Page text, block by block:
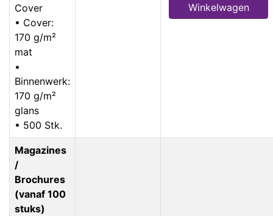
Cover
• Cover:
170 g/m²
mat
•
Binnenwerk:
170 g/m²
glans
• 500 Stk.
Winkelwagen
Magazines
/
Brochures
(vanaf 100
stuks)